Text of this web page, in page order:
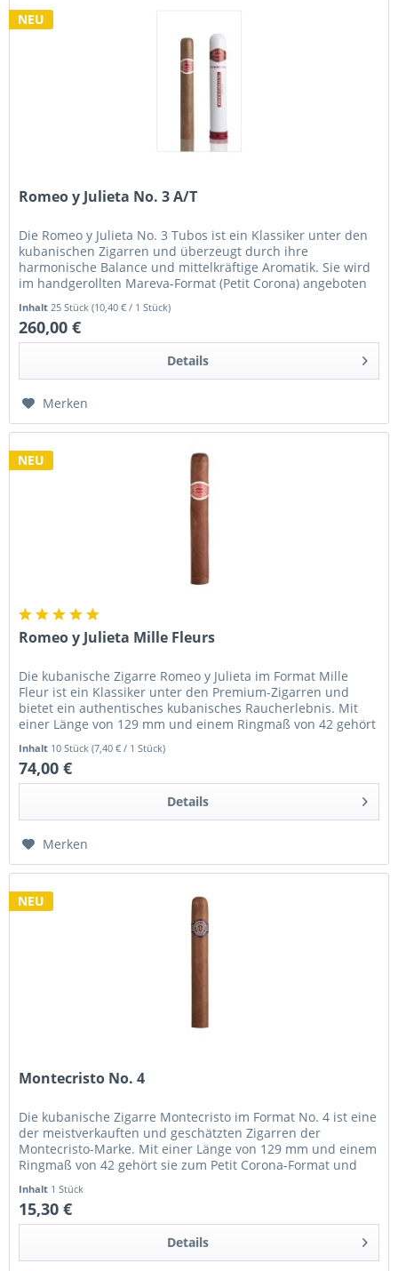
NEU
Romeo y Julieta No. 3 A/T
Die Romeo y Julieta No. 3 Tubos ist ein Klassiker unter den
kubanischen Zigarren und überzeugt durch ihre
harmonische Balance und mittelkräftige Aromatik. Sie wird
im handgerollten Mareva-Format (Petit Corona) angeboten
Inhalt25 Stück(10,40 € / 1 Stück)
260,00 €
Details
Merken
NEU
Romeo y Julieta Mille Fleurs
Die kubanische Zigarre Romeo y Julieta im Format Mille
Fleur ist ein Klassiker unter den Premium-Zigarren und
bietet ein authentisches kubanisches Raucherlebnis. Mit
einer Länge von 129 mm und einem Ringmaß von 42 gehört
Inhalt 10 Stück(7,40 € / 1 Stück)
74,00 €
Details
Merken
NEU
Montecristo No. 4
Die kubanische Zigarre Montecristo im Format No. 4 ist eine
der meistverkauften und geschätzten Zigarren der
Montecristo-Marke. Mit einer Länge von 129 mm und einem
Ringmaß von 42 gehört sie zum Petit Corona-Format und
Inhalt 1 Stück
15,30 €
Details